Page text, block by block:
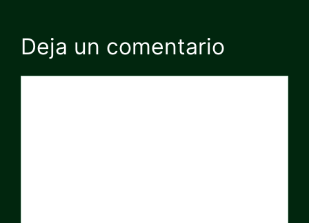
Deja un comentario